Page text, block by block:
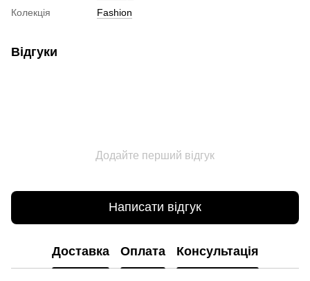
Колекція
Fashion
Відгуки
Додайте перший відгук
Написати відгук
Доставка Оплата Консультація